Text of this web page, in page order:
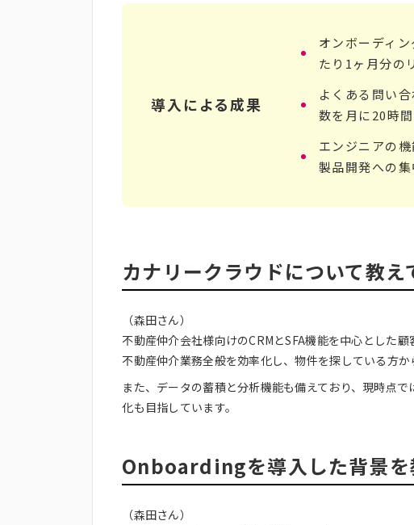
導入による成果
オンボーディ
たり1ヶ月分の
よくある問い
数を月に20時
エンジニアの
製品開発への
カナリークラウドについて教え
（森田さん）
不動産仲介会社様向けのCRMとSFA機能を中心とした
不動産仲介業務全般を効率化し、物件を探している方
また、データの蓄積と分析機能も備えており、現時点
化も目指しています。
Onboardingを導入した背景を
（森田さん）